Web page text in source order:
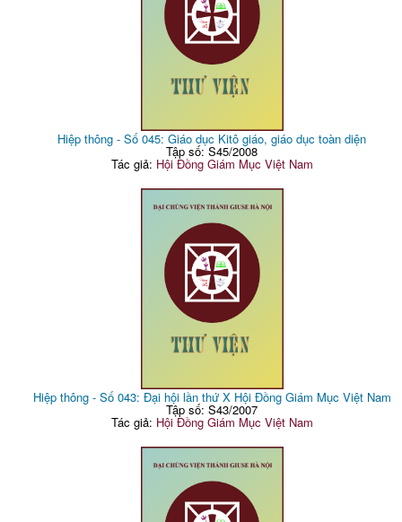
Hiệp thông - Số 045: Giáo dục Kitô giáo, giáo dục toàn diện
Tập số: S45/2008
Tác giả: Hội Đồng Giám Mục Việt Nam
Hiệp thông - Số 043: Đại hội lần thứ X Hội Đồng Giám Mục Việt Nam
Tập số: S43/2007
Tác giả: Hội Đồng Giám Mục Việt Nam